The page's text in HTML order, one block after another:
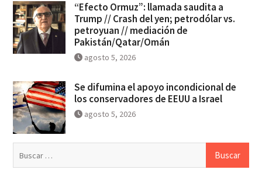
“Efecto Ormuz”: llamada saudita a
Trump // Crash del yen; petrodólar vs.
petroyuan // mediación de
Pakistán/Qatar/Omán
agosto 5, 2026
Se difumina el apoyo incondicional de
los conservadores de EEUU a Israel
agosto 5, 2026